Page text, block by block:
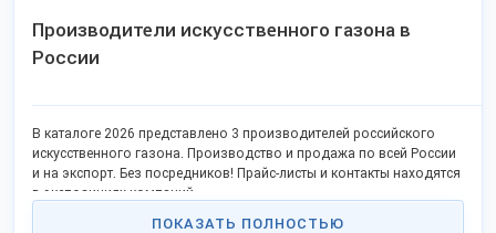
Производители искусственного газона в
России
В каталоге 2026 представлено 3 производителей российского
искусственного газона. Производство и продажа по всей России
и на экспорт. Без посредников! Прайс-листы и контакты находятся
в экспозициях компаний.
ПОКАЗАТЬ ПОЛНОСТЬЮ